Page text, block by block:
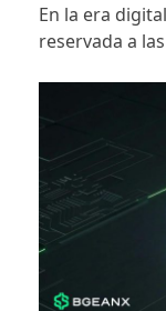
En la era
reservada a